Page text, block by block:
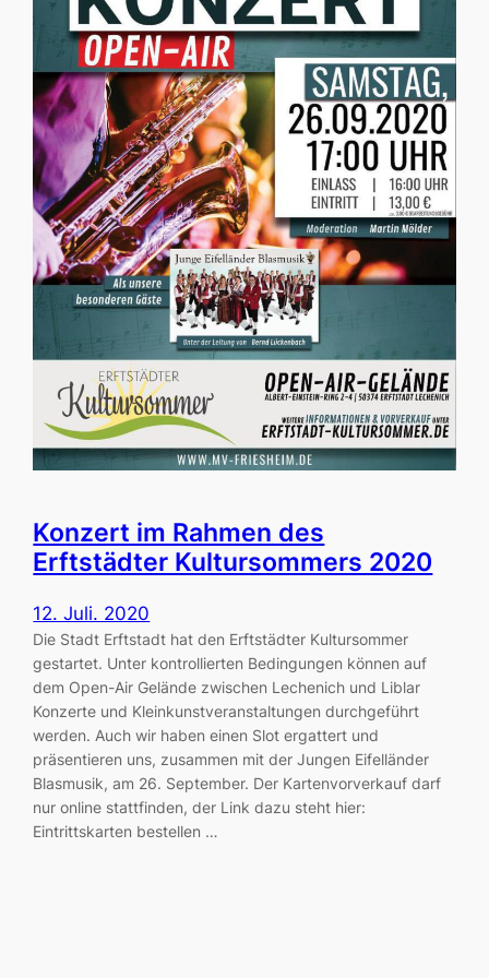
Konzert im Rahmen des
Erftstädter Kultursommers 2020
12. Juli. 2020
Die Stadt Erftstadt hat den Erftstädter Kultursommer
gestartet. Unter kontrollierten Bedingungen können auf
dem Open-Air Gelände zwischen Lechenich und Liblar
Konzerte und Kleinkunstveranstaltungen durchgeführt
werden. Auch wir haben einen Slot ergattert und
präsentieren uns, zusammen mit der Jungen Eifelländer
Blasmusik, am 26. September. Der Kartenvorverkauf darf
nur online stattfinden, der Link dazu steht hier:
Eintrittskarten bestellen …